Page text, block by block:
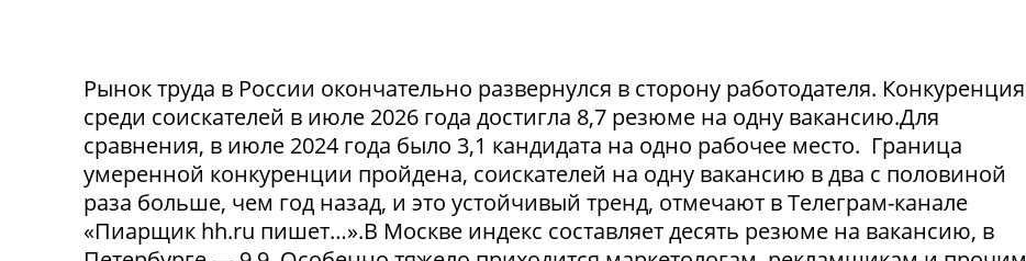
Рынок труда в России окончательно развернулся в сторону работодателя. Конкуренция
среди соискателей в июле 2026 года достигла 8,7 резюме на одну вакансию.Для
сравнения, в июле 2024 года было 3,1 кандидата на одно рабочее место. Граница
умеренной конкуренции пройдена, соискателей на одну вакансию в два с половиной
раза больше, чем год назад, и это устойчивый тренд, отмечают в Телеграм-канале
«Пиарщик hh.ru пишет…».В Москве индекс составляет десять резюме на вакансию, в